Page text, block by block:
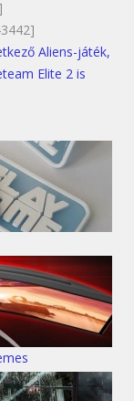
Aliens-játék,
Elite 2 is